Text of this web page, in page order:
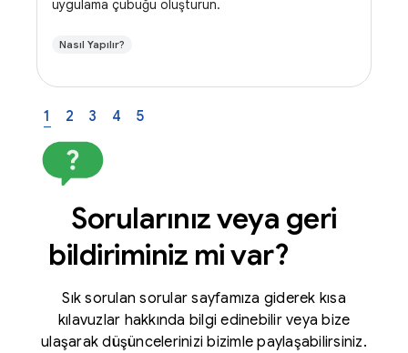
uygulama çubuğu oluşturun.
Nasıl Yapılır?
1 2 3 4 5
Sorularınız veya geri
bildiriminiz mi var?
Sık sorulan sorular sayfamıza giderek kısa
kılavuzlar hakkında bilgi edinebilir veya bize
ulaşarak düşüncelerinizi bizimle paylaşabilirsiniz.